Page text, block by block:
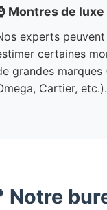
Montres de luxe
experts peuvent
certaines
grandes marques
Cartier, etc.).
Notre